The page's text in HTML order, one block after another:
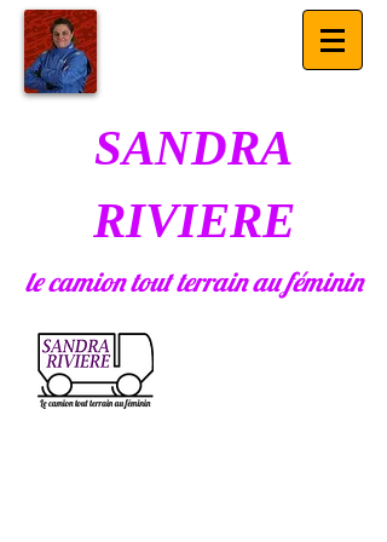
SANDRA
RIVIERE
le camion tout terrain au féminin